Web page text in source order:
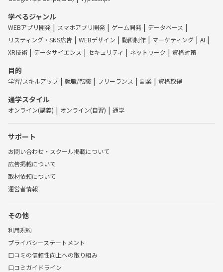
学べるジャンル
WEBアプリ開発 スマホアプリ開発 ゲーム開発
データベース
リスティング・SNS広告
WEBデザイン 動画制作 マーケティング
AI
XR技術
データサイエンス セキュリティ ネットワーク 資格対策
目的
学習/スキルアップ 就職/転職 フリーランス 副業 資格取得
通学スタイル
オンライン(講義) オンライン(自習) 通学
サポート
お問い合わせ・スクール掲載について
広告掲載について
取材依頼について
運営者情報
その他
利用規約
プライバシーステートメント
口コミの信頼性向上への取り組み
口コミガイドライン